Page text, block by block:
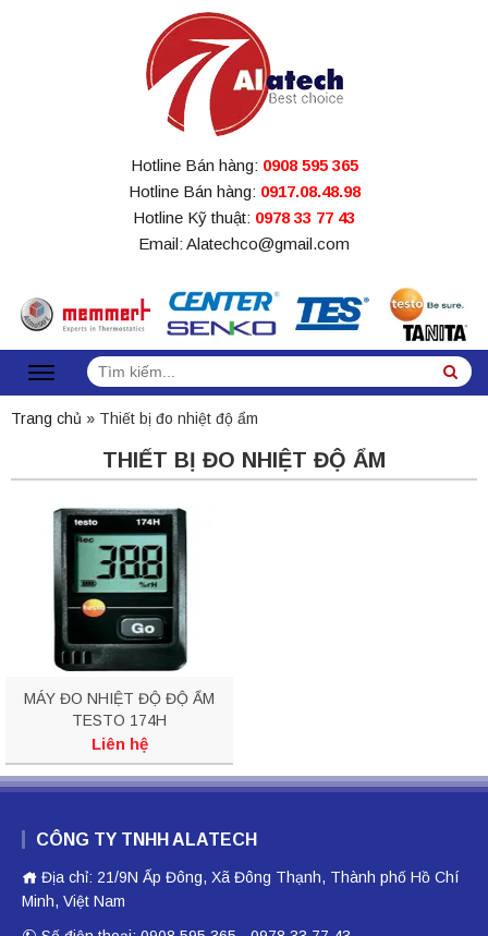
Hotline Bán hàng: 0908 595 365
Hotline Bán hàng: 0917.08.48.98
Hotline Kỹ thuật: 0978 33 77 43
Email: Alatechco@gmail.com
Tìm
kiếm:
Trang chủ » Thiết bị đo nhiệt độ ẩm
THIẾT BỊ ĐO NHIỆT ĐỘ ẨM
MÁY ĐO NHIỆT ĐỘ ĐỘ ẨM
TESTO 174H
Liên hệ
CÔNG TY TNHH ALATECH
Địa chỉ: 21/9N Ấp Đông, Xã Đông Thạnh, Thành phố Hồ Chí
Minh, Việt Nam